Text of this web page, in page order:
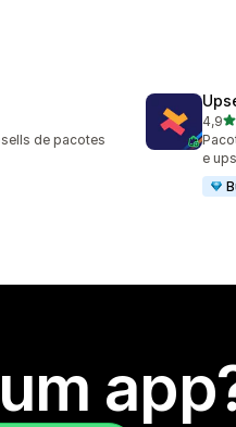
de pacotes
4,9
e